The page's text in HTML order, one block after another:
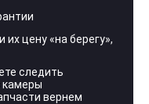
цену «на берегу»,
следить
камеры
вернем